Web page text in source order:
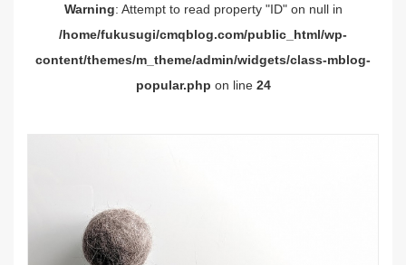
Warning: Attempt to read property "ID" on null in
/home/fukusugi/cmqblog.com/public_html/wp-
content/themes/m_theme/admin/widgets/class-mblog-
popular.php on line 24